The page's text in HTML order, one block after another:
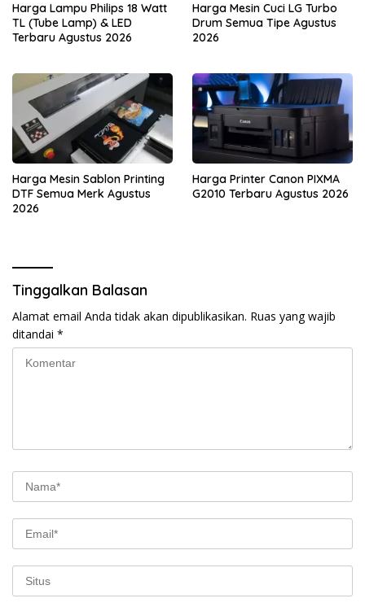
Harga Lampu Philips 18 Watt
TL (Tube Lamp) & LED
Terbaru Agustus 2026
Harga Mesin Cuci LG Turbo
Drum Semua Tipe Agustus
2026
Harga Mesin Sablon Printing
DTF Semua Merk Agustus
2026
Harga Printer Canon PIXMA
G2010 Terbaru Agustus 2026
Tinggalkan Balasan
Alamat email Anda tidak akan dipublikasikan. Ruas yang wajib
ditandai *